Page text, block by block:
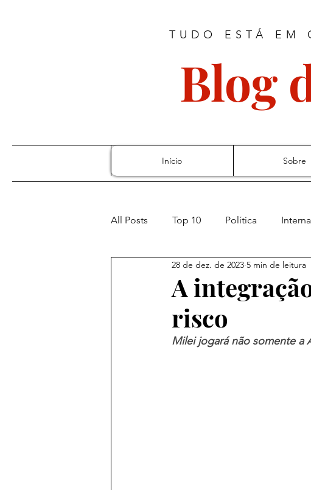
TUDO ESTÁ EM
Blog
Início Sobre
All Posts Top 10 Política
A
risco
28 de dez. de 2023 5 min de leitura
Milei jogará não somente a